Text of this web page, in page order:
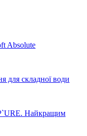
Absolute
для складної води
Найкращим